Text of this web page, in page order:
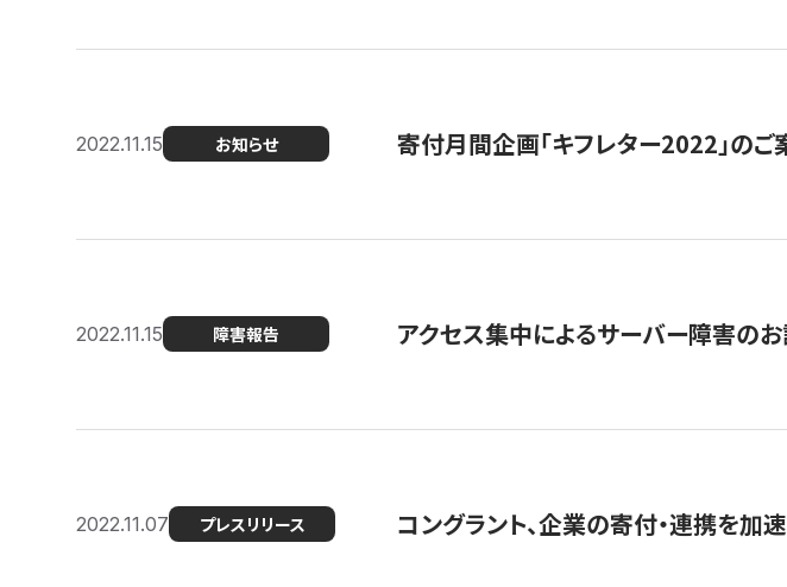
2022.11.15 お知らせ 寄付月間企画「キフレター2022」のご
2022.11.15 障害報告 アクセス集中によるサーバー障害の
2022.11.07 プレスリリース コングラント、企業の寄付・連携を